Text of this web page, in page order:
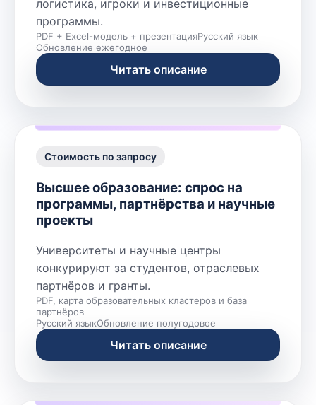
логистика, игроки и инвестиционные
программы.
PDF + Excel-модель + презентацияРусский язык
Обновление ежегодное
Читать описание
Стоимость по запросу
Высшее образование: спрос на
программы, партнёрства и научные
проекты
Университеты и научные центры
конкурируют за студентов, отраслевых
партнёров и гранты.
PDF, карта образовательных кластеров и база
партнёров
Русский языкОбновление полугодовое
Читать описание